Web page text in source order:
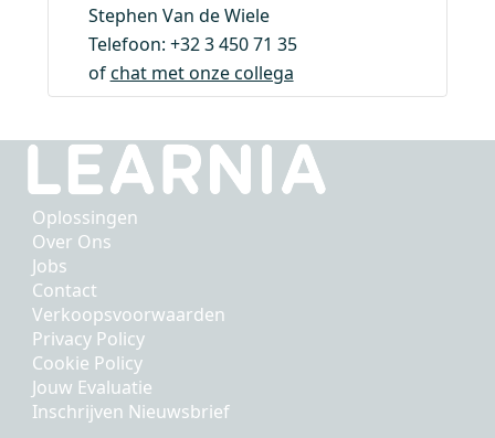
Stephen Van de Wiele
Telefoon: +32 3 450 71 35
ofchat met onze collega
Oplossingen
Over Ons
Jobs
Contact
Verkoopsvoorwaarden
Privacy Policy
Cookie Policy
Jouw Evaluatie
Inschrijven Nieuwsbrief